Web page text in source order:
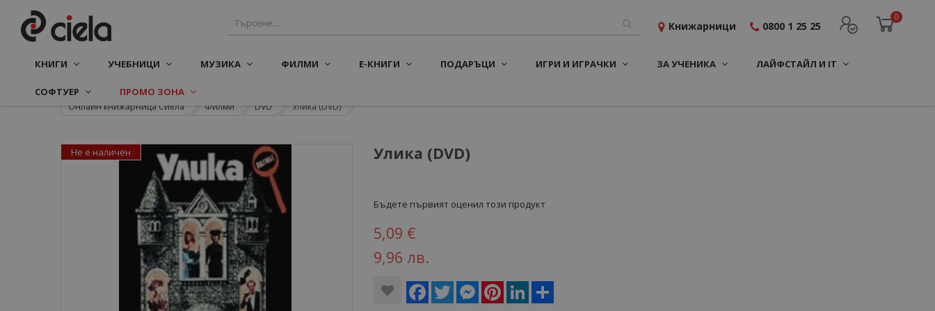
0
Книжарници 0800 1 25 25
КНИГИ УЧЕБНИЦИ МУЗИКА ФИЛМИ Е-КНИГИ ПОДАРЪЦИ ИГРИ И ИГРАЧКИ ЗА УЧЕНИКА ЛАЙФСТАЙЛ И IT
СОФТУЕР ПРОМО ЗОНА
Онлайн книжарница Сиела Филми DVD Улика (DVD)
Улика (DVD)
Бъдете първият оценил този продукт
5,09 €
9,96 лв.
Facebook
Twitter MessengerPinterestLinkedIn
Не е наличен